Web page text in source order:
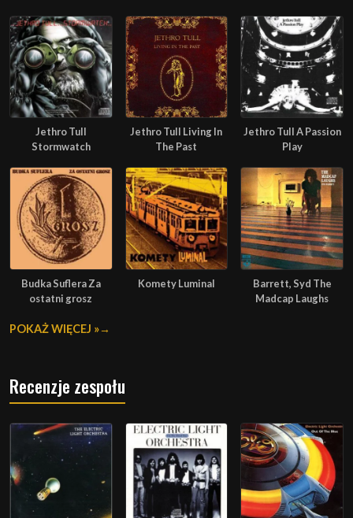
Jethro Tull
Stormwatch
Jethro Tull Living In
The Past
Jethro Tull A Passion
Play
Budka Suflera Za
ostatni grosz
Komety Luminal
Barrett, Syd The
Madcap Laughs
POKAŻ WIĘCEJ »
Recenzje zespołu